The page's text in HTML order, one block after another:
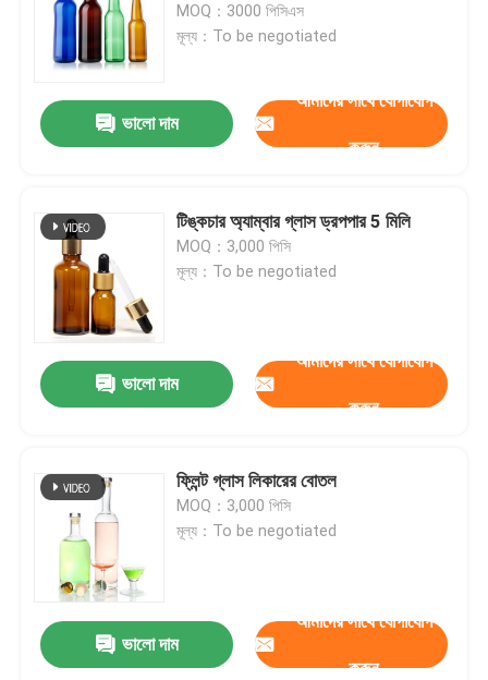
MOQ：3000 পিসিএস
মূল্য：To be negotiated
ভালো দাম
আমাদের সাথে যোগাযোগ
করুন
টিঙ্কচার অ্যাম্বার গ্লাস ড্রপপার 5 মিলি
MOQ：3,000 পিসি
মূল্য：To be negotiated
ভালো দাম
আমাদের সাথে যোগাযোগ
করুন
ফ্লিন্ট গ্লাস লিকারের বোতল
MOQ：3,000 পিসি
মূল্য：To be negotiated
ভালো দাম
আমাদের সাথে যোগাযোগ
করুন